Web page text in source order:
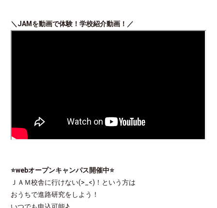
＼ JAM を動画で体験！学校紹介動画！／
⭐webオープンキャンパス開催中⭐
ＪＡＭ校舎に行けない(>_<)！という方は
おうちで進路研究をしよう！